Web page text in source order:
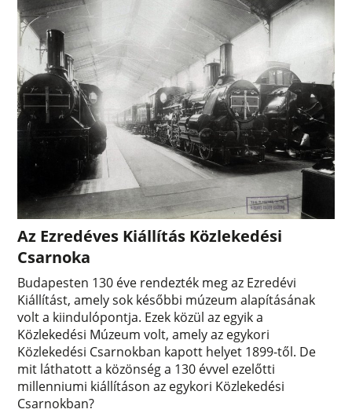
Az Ezredéves Kiállítás Közlekedési
Csarnoka
Budapesten 130 éve rendezték meg az Ezredévi
Kiállítást, amely sok későbbi múzeum alapításának
volt a kiindulópontja. Ezek közül az egyik a
Közlekedési Múzeum volt, amely az egykori
Közlekedési Csarnokban kapott helyet 1899-től. De
mit láthatott a közönség a 130 évvel ezelőtti
millenniumi kiállításon az egykori Közlekedési
Csarnokban?